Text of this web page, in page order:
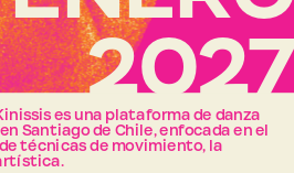
2027
es una plataforma de danza
Santiago de Chile, enfocada en el
técnicas de movimiento, la